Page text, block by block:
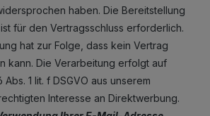
haben. Die Bereitstellung
für den Vertragsschluss erforderlich.
hat zur Folge, dass kein Vertrag
kann. Die Verarbeitung erfolgt auf
1 lit. f DSGVO aus unserem
Interesse an Direktwerbung.